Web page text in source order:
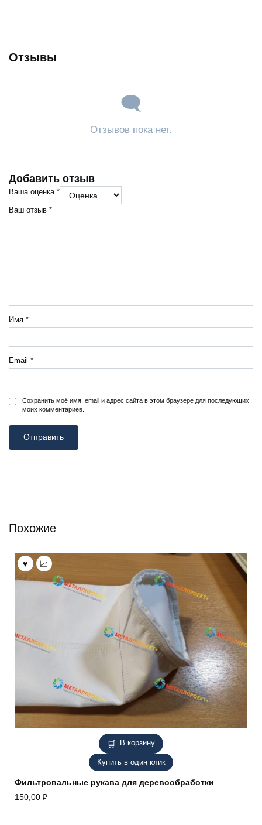
Отзывы
Отзывов пока нет.
Добавить отзыв
Ваша оценка *
Ваш отзыв *
Имя *
Email *
Сохранить моё имя, email и адрес сайта в этом браузере для последующих
моих комментариев.
Похожие
В корзину
Купить в один клик
Фильтровальные рукава для деревообработки
150,00 ₽